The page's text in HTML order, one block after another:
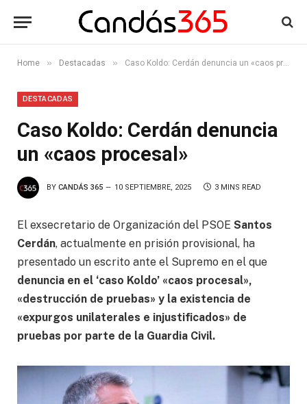
Home » Destacadas » Caso Koldo: Cerdán denuncia un «caos procesal»
DESTACADAS
Caso Koldo: Cerdán denuncia
un «caos procesal»
BY CANDÁS 365 10 SEPTIEMBRE, 2025 3 MINS READ
El exsecretario de Organización del PSOE Santos
Cerdán, actualmente en prisión provisional, ha
presentado un escrito ante el Supremo en el que
denuncia en el ‘caso Koldo’ «caos procesal»,
«destrucción de pruebas» y la existencia de
«expurgos unilaterales e injustificados» de
pruebas por parte de la Guardia Civil.